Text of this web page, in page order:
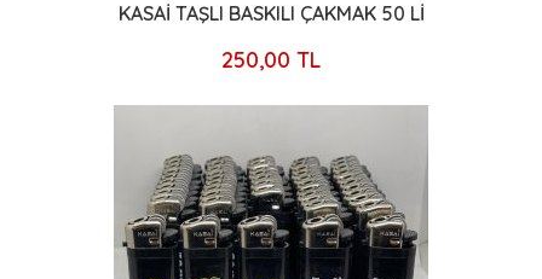
KASAİ TAŞLI BASKILI ÇAKMAK 50 Lİ
250,00 TL